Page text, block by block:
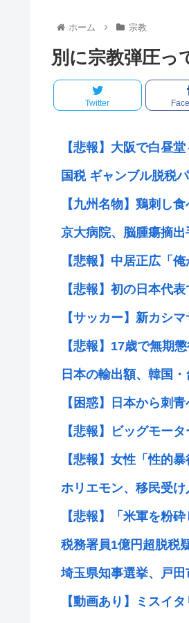
ホーム 宗教
別に宗教弾圧っ
Twitter
【悲報】大阪で白昼
国税 ギャンブル脱税
【九州名物】鶏刺し
京大病院、脳腫瘍摘
【悲報】中居正広「
【悲報】初の日本代
【サッカー】新カシ
【悲報】17歳で無期
日本の輸出額、韓国
【困惑】日本から刺
【悲報】ビッグモー
【悲報】女性「性的
ホリエモン、移民受
【悲報】「米軍を粉
税務署員1億円超脱税
埼玉県知事選挙、戸
【動画あり】ミスイ